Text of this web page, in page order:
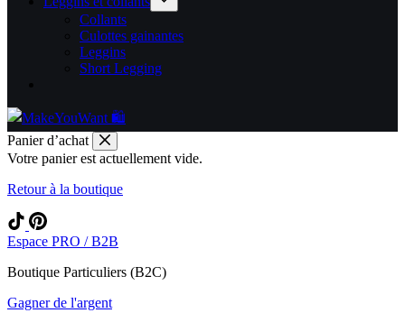
Collants
Culottes gainantes
Leggins
Short Legging
Panier d’achat
Votre panier est actuellement vide.
Retour à la boutique
Espace PRO / B2B
Boutique Particuliers (B2C)
Gagner de l'argent